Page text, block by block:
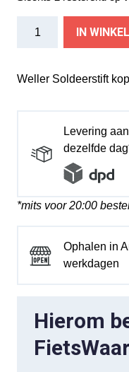
7135
IN
Weller Soldeerstift
Levering
dezelfde
*mits voor 20:00
Ophalen in
werkdagen
Hierom